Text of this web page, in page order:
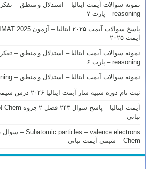
reasoning – پارت ۷
آیمت ۲۰۲۵
reasoning – پارت ۶
نمونه سوالات آیمت ایتالیا – استدلال و منطق – Logical reasoning – پارت ۵
ثبت نام دوره شبیه ساز آیمت ایتالیا ۲۰۲۶ درس شیمی IMAT استاد نباتی
نباتی
Chem – شیمی آیمت نباتی